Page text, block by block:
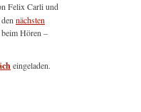
Felix Carli und
nächsten
Hören –
eingeladen.